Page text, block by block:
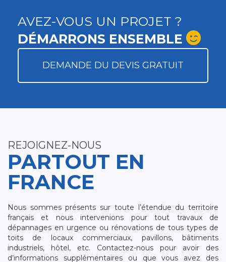
AVEZ-VOUS UN PROJET ?
DÉMARRONS ENSEMBLE
DEMANDE DU DEVIS GRATUIT
REJOIGNEZ-NOUS
PARTOUT EN
FRANCE
Nous sommes présents sur toute l’étendue du territoire
français et nous intervenions pour tout travaux de
dépannages en urgence ou rénovations de tous types de
toits de locaux commerciaux, pavillons, bâtiments
industriels, hôtel, etc. Contactez-nous pour avoir des
d’informations supplémentaires ou que vous avez des